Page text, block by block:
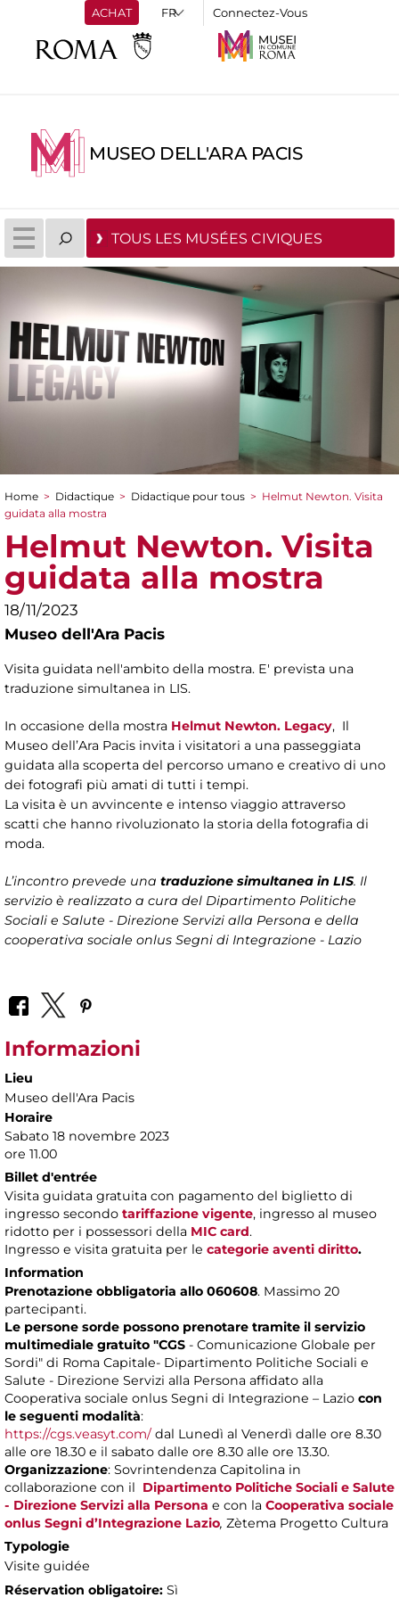
ACHAT Connectez-Vous
MUSEO DELL'ARA PACIS
TOUS LES MUSÉES CIVIQUES
You are here
Home > Didactique > Didactique pour tous > Helmut Newton. Visita
guidata alla mostra
Helmut Newton. Visita
guidata alla mostra
18/11/2023
Museo dell'Ara Pacis
Visita guidata nell'ambito della mostra. E' prevista una
traduzione simultanea in LIS.
In occasione della mostra Helmut Newton. Legacy, Il
Museo dell’Ara Pacis invita i visitatori a una passeggiata
guidata alla scoperta del percorso umano e creativo di uno
dei fotografi più amati di tutti i tempi.
La visita è un avvincente e intenso viaggio attraverso
scatti che hanno rivoluzionato la storia della fotografia di
moda.
L’incontro prevede una traduzione simultanea in LIS. Il
servizio è realizzato a cura del Dipartimento Politiche
Sociali e Salute - Direzione Servizi alla Persona e della
cooperativa sociale onlus Segni di Integrazione - Lazio
Informazioni
Lieu
Museo dell'Ara Pacis
Horaire
Sabato 18 novembre 2023
ore 11.00
Billet d'entrée
Visita guidata gratuita con pagamento del biglietto di
ingresso secondo tariffazione vigente, ingresso al museo
ridotto per i possessori della MIC card.
Ingresso e visita gratuita per le categorie aventi diritto.
Information
Prenotazione obbligatoria allo 060608. Massimo 20
partecipanti.
Le persone sorde possono prenotare tramite il servizio
multimediale gratuito "CGS - Comunicazione Globale per
Sordi" di Roma Capitale- Dipartimento Politiche Sociali e
Salute - Direzione Servizi alla Persona affidato alla
Cooperativa sociale onlus Segni di Integrazione – Lazio con
le seguenti modalità:
https://cgs.veasyt.com/dal Lunedì al Venerdì dalle ore 8.30
alle ore 18.30 e il sabato dalle ore 8.30 alle ore 13.30.
Organizzazione: Sovrintendenza Capitolina in
collaborazione con il Dipartimento Politiche Sociali e Salute
- Direzione Servizi alla Persona e con la Cooperativa sociale
onlus Segni d’Integrazione Lazio, Zètema Progetto Cultura
Typologie
Visite guidée
Réservation obligatoire: Sì